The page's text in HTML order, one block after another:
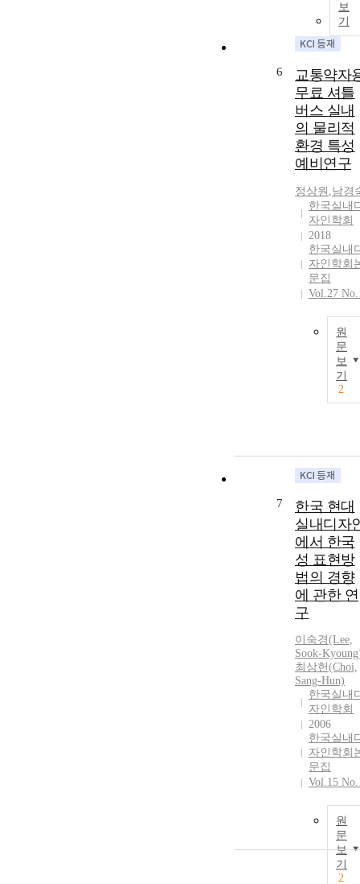
보
기
6
교통약자
무료 셔틀
버스 실내
의 물리적
환경 특성
예비연구
정상원 ,남경
한국실내
자인학회
2018
한국실내
자인학회
문집
Vol.27
원
문
보
기
2
7
한국 현대
실내디자
에서 한국
성 표현방
법의 경향
에 관한 연
구
이숙경(Lee,
Sook-
최상헌(Choi,
Sang-Hun)
한국실내
자인학회
2006
한국실내
자인학회
문집
Vol.15
원
문
보
기
2